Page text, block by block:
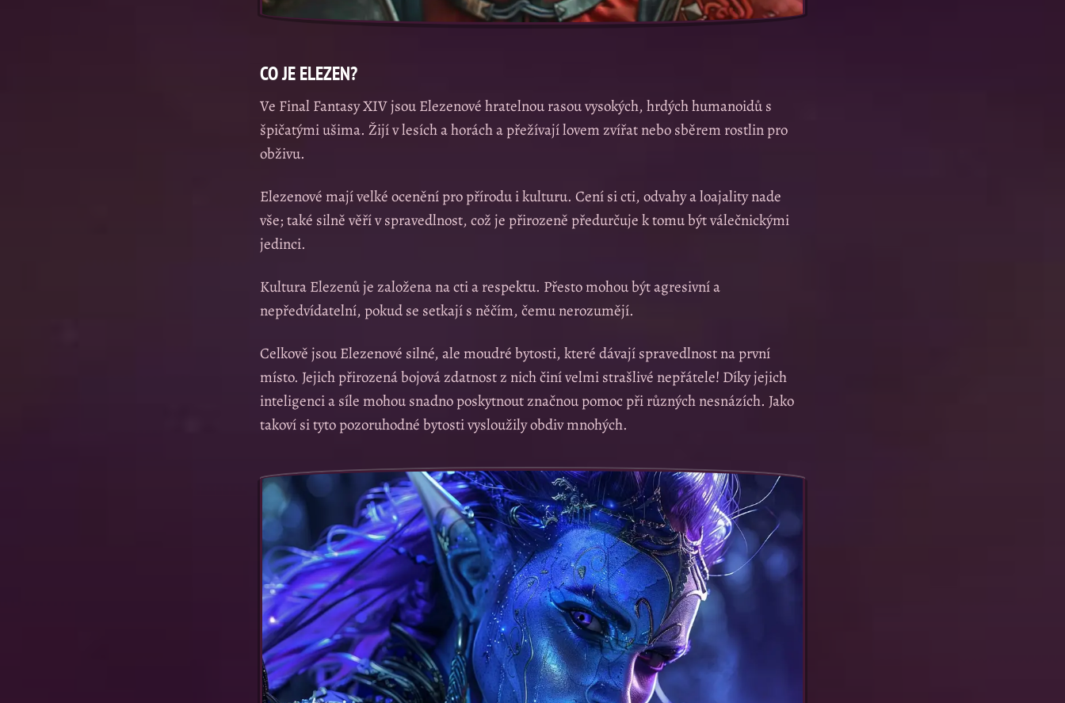
CO JE ELEZEN?
Ve Final Fantasy XIV jsou Elezenové hratelnou rasou vysokých, hrdých humanoidů s
špičatými ušima. Žijí v lesích a horách a přežívají lovem zvířat nebo sběrem rostlin pro
obživu.
Elezenové mají velké ocenění pro přírodu i kulturu. Cení si cti, odvahy a loajality nade
vše; také silně věří v spravedlnost, což je přirozeně předurčuje k tomu být válečnickými
jedinci.
Kultura Elezenů je založena na cti a respektu. Přesto mohou být agresivní a
nepředvídatelní, pokud se setkají s něčím, čemu nerozumějí.
Celkově jsou Elezenové silné, ale moudré bytosti, které dávají spravedlnost na první
místo. Jejich přirozená bojová zdatnost z nich činí velmi strašlivé nepřátele! Díky jejich
inteligenci a síle mohou snadno poskytnout značnou pomoc při různých nesnázích. Jako
takoví si tyto pozoruhodné bytosti vysloužily obdiv mnohých.